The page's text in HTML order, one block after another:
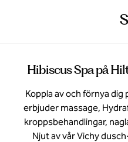
Hibiscus Spa på
Koppla av och förnya
erbjuder massage,
kroppsbehandlingar,
Njut av vår Vichy